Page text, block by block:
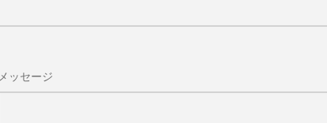
メッセージ